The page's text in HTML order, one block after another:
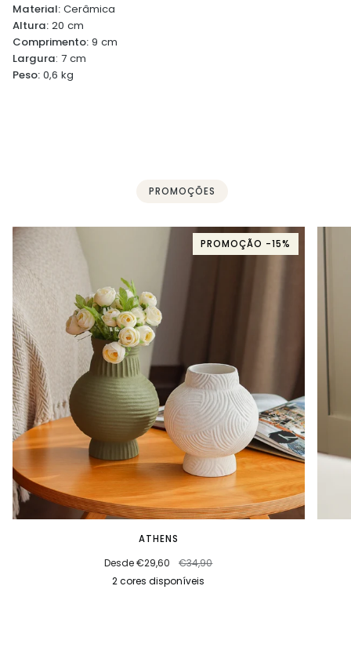
Material: Cerâmica
Altura: 20 cm
Comprimento: 9 cm
Largura: 7 cm
Peso: 0,6 kg
PROMOÇÕES
PROMOÇÃO -15%
ATHENS
Desde €29,60
€34,90
2 cores disponíveis
BrancoVerde